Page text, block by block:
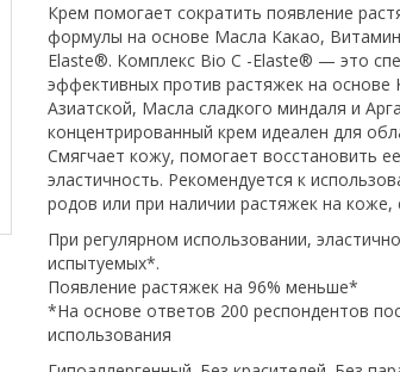
Крем помогает сократить появление
формулы на основе Масла Какао,
Elaste®. Комплекс Bio C -Elaste® — это
эффективных против растяжек на основе
Азиатской, Масла сладкого миндаля и
концентрированный крем идеален для
Смягчает кожу, помогает восстановить
эластичность. Рекомендуется к
родов или при наличии растяжек на коже,
При регулярном использовании,
испытуемых*.
Появление растяжек на 96% меньше*
*На основе ответов 200 респондентов
использования